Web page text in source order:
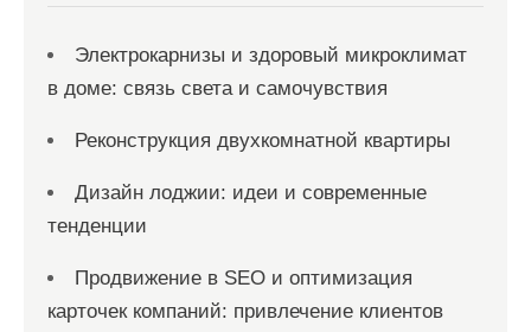
Электрокарнизы и здоровый микроклимат
в доме: связь света и самочувствия
Реконструкция двухкомнатной квартиры
Дизайн лоджии: идеи и современные
тенденции
Продвижение в SEO и оптимизация
карточек компаний: привлечение клиентов